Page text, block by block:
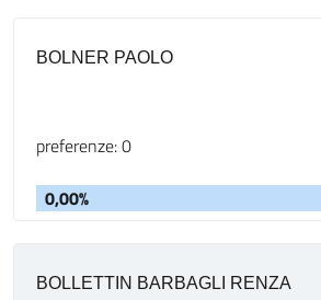
BOLNER PAOLO
preferenze: 0
0,00%
BOLLETTIN BARBAGLI RENZA